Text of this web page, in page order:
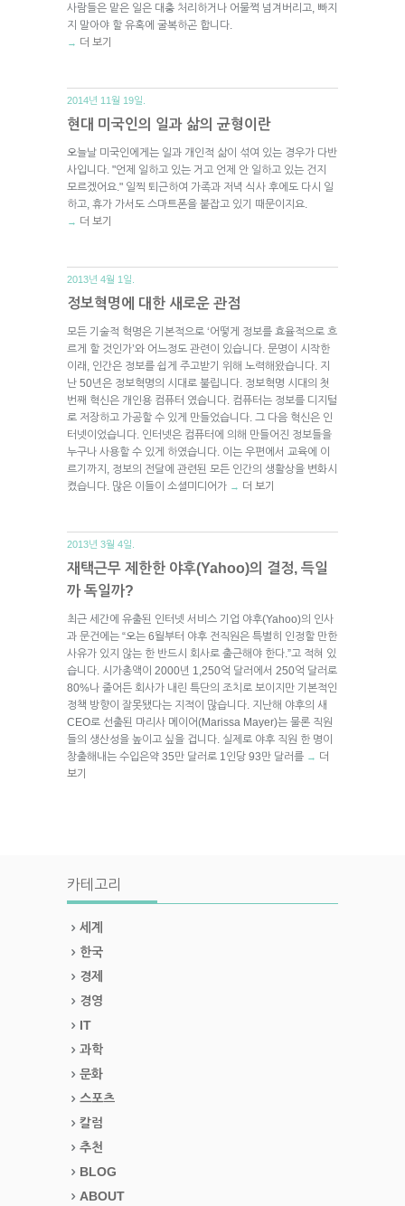
사람들은 맡은 일은 대충 처리하거나 어물쩍 넘겨버리고, 빠지
지 말아야 할 유혹에 굴복하곤 합니다.
→ 더 보기
2014년 11월 19일.
현대 미국인의 일과 삶의 균형이란
오늘날 미국인에게는 일과 개인적 삶이 섞여 있는 경우가 다반
사입니다. "언제 일하고 있는 거고 언제 안 일하고 있는 건지
모르겠어요." 일찍 퇴근하여 가족과 저녁 식사 후에도 다시 일
하고, 휴가 가서도 스마트폰을 붙잡고 있기 때문이지요.
→ 더 보기
2013년 4월 1일.
정보혁명에 대한 새로운 관점
모든 기술적 혁명은 기본적으로 ‘어떻게 정보를 효율적으로 흐
르게 할 것인가’와 어느정도 관련이 있습니다. 문명이 시작한
이래, 인간은 정보를 쉽게 주고받기 위해 노력해왔습니다. 지
난 50년은 정보혁명의 시대로 불립니다. 정보혁명 시대의 첫
번째 혁신은 개인용 컴퓨터 였습니다. 컴퓨터는 정보를 디지털
로 저장하고 가공할 수 있게 만들었습니다. 그 다음 혁신은 인
터넷이었습니다. 인터넷은 컴퓨터에 의해 만들어진 정보들을
누구나 사용할 수 있게 하였습니다. 이는 우편에서 교육에 이
르기까지, 정보의 전달에 관련된 모든 인간의 생활상을 변화시
켰습니다. 많은 이들이 소셜미디어가 → 더 보기
2013년 3월 4일.
재택근무 제한한 야후(Yahoo)의 결정, 득일
까 독일까?
최근 세간에 유출된 인터넷 서비스 기업 야후(Yahoo)의 인사
과 문건에는 “오는 6월부터 야후 전직원은 특별히 인정할 만한
사유가 있지 않는 한 반드시 회사로 출근해야 한다.”고 적혀 있
습니다. 시가총액이 2000년 1,250억 달러에서 250억 달러로
80%나 줄어든 회사가 내린 특단의 조치로 보이지만 기본적인
정책 방향이 잘못됐다는 지적이 많습니다. 지난해 야후의 새
CEO로 선출된 마리사 메이어(Marissa Mayer)는 물론 직원
들의 생산성을 높이고 싶을 겁니다. 실제로 야후 직원 한 명이
창출해내는 수입은약 35만 달러로 1인당 93만 달러를 → 더
보기
카테고리
세계
한국
경제
경영
IT
과학
문화
스포츠
칼럼
추천
BLOG
ABOUT